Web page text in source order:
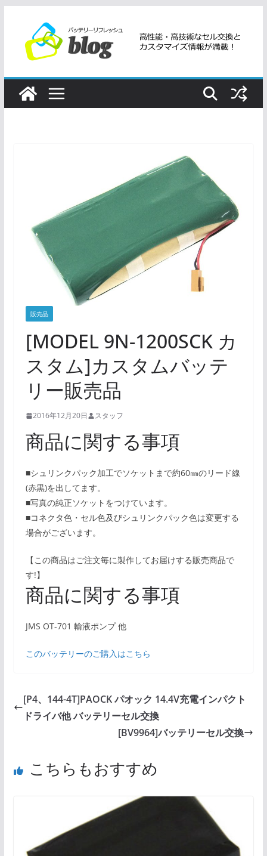
ツ
販売品
[MODEL 9N-1200SCK カ
スタム]カスタムバッテ
リー販売品
2016年12月20日 スタッフ
商品に関する事項
■シュリンクパック加工でソケットまで約60㎜のリード線
(赤黒)を出してます。
■写真の純正ソケットをつけています。
■コネクタ色・セル色及びシュリンクパック色は変更する
場合がございます。
【この商品はご注文毎に製作してお届けする販売商品で
す!】
商品に関する事項
JMS OT-701 輸液ポンプ 他
このバッテリーのご購入はこちら
[P4、144-4T]PAOCK パオック 14.4V充電インパクト
ドライバ他 バッテリーセル交換
[BV9964]バッテリーセル交換
こちらもおすすめ